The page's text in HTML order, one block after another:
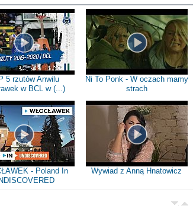
5 rzutów Anwilu
w BCL w (...)
Ni To Ponk - W oczach mamy
strach
- Poland In
Wywiad z Anną Hnatowicz